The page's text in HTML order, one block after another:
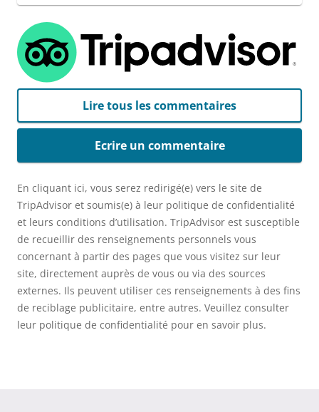
Lire tous les commentaires
Ecrire un commentaire
En cliquant ici, vous serez redirigé(e) vers le site de
TripAdvisor et soumis(e) à leur politique de confidentialité
et leurs conditions d’utilisation. TripAdvisor est susceptible
de recueillir des renseignements personnels vous
concernant à partir des pages que vous visitez sur leur
site, directement auprès de vous ou via des sources
externes. Ils peuvent utiliser ces renseignements à des fins
de reciblage publicitaire, entre autres. Veuillez consulter
leur politique de confidentialité pour en savoir plus.